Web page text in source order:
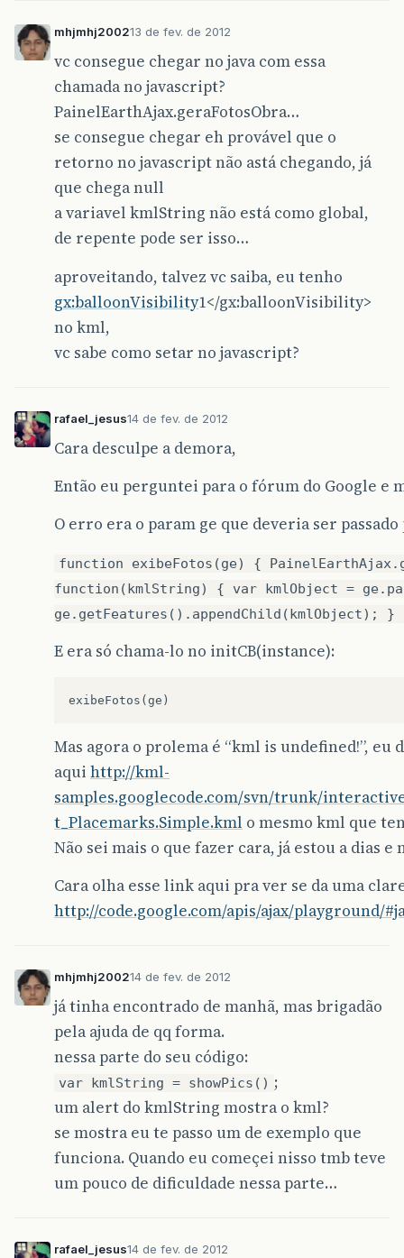
mhjmhj200213 de fev. de 2012
vc consegue chegar no java com essa
chamada no javascript?
PainelEarthAjax.geraFotosObra…
se consegue chegar eh provável que o
retorno no javascript não astá chegando, já
que chega null
a variavel kmlString não está como global,
de repente pode ser isso…
aproveitando, talvez vc saiba, eu tenho
gx:balloonVisibility1</gx:balloonVisibility>
no kml,
vc sabe como setar no javascript?
rafael_jesus14 de fev. de 2012
Cara desculpe a demora,
Então eu perguntei para o fórum do Google e
O erro era o param ge que deveria ser
function exibeFotos(ge) {
function(kmlString) { var kmlObject =
E era só chama-lo no initCB(instance):
Mas agora o prolema é “kml is undefined!”,
aqui http://kml-
samples.googlecode.com/svn/trunk/
t_Placemarks.Simple.kml o mesmo kml que
Não sei mais o que fazer cara, já estou a dias e
Cara olha esse link aqui pra ver se da uma
http://code.google.com/apis/ajax/playground/
mhjmhj200214 de fev. de 2012
já tinha encontrado de manhã, mas brigadão
pela ajuda de qq forma.
nessa parte do seu código:
var kmlString = showPics() ;
um alert do kmlString mostra o kml?
se mostra eu te passo um de exemplo que
funciona. Quando eu começei nisso tmb teve
um pouco de dificuldade nessa parte…
rafael_jesus14 de fev. de 2012